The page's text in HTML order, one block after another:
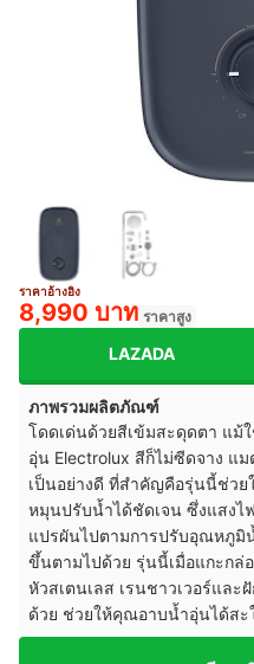
ราคาอ้างอิง
8,990 บาท ราคาสูง
LAZADA
ภาพรวมผลิตภัณฑ์
โดดเด่นด้วยสีเข้มสะดุดตา แม้
อุ่น Electrolux สีก็ไม่ซีดจาง แ
เป็นอย่างดี ที่สำคัญคือรุ่นนี้ช่วย
หมุนปรับน้ำได้ชัดเจน ซึ่งแสงไ
แปรผันไปตามการปรับอุณหภูมิ
ขึ้นตามไปด้วย รุ่นนี้เมื่อแกะกล่
หัวสเตนเลส เรนชาวเวอร์และ
ด้วย ช่วยให้คุณอาบน้ำอุ่นได้สะ